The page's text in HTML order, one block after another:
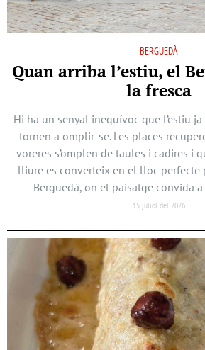
BERGUEDÀ
Quan arriba l’estiu, el
la fresca
Hi ha un senyal inequívoc que l’estiu
tornen a omplir-se. Les places
voreres s’omplen de taules i cadires i
lliure es converteix en el lloc perfecte
Berguedà, on el paisatge convida
15 juliol del 2026